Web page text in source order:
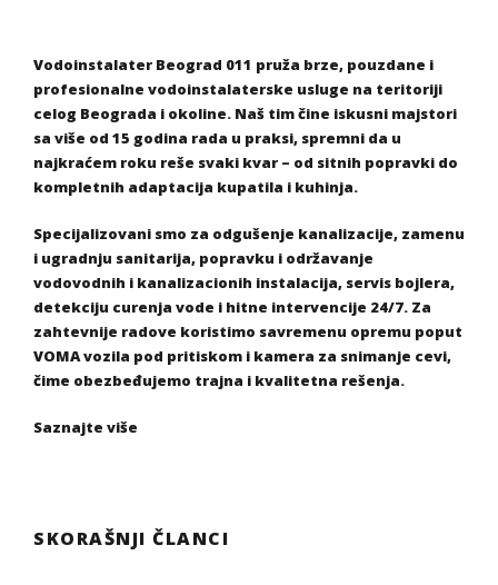
Vodoinstalater Beograd 011 pruža brze, pouzdane i
profesionalne vodoinstalaterske usluge na teritoriji
celog Beograda i okoline. Naš tim čine iskusni majstori
sa više od 15 godina rada u praksi, spremni da u
najkraćem roku reše svaki kvar – od sitnih popravki do
kompletnih adaptacija kupatila i kuhinja.
Specijalizovani smo za odgušenje kanalizacije, zamenu
i ugradnju sanitarija, popravku i održavanje
vodovodnih i kanalizacionih instalacija, servis bojlera,
detekciju curenja vode i hitne intervencije 24/7. Za
zahtevnije radove koristimo savremenu opremu poput
VOMA vozila pod pritiskom i kamera za snimanje cevi,
čime obezbeđujemo trajna i kvalitetna rešenja.
Saznajte više
SKORAŠNJI ČLANCI